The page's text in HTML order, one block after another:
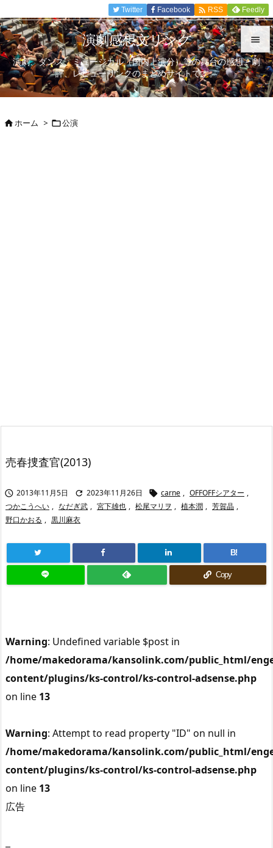


メニュ

Twitter Facebook  RSS Feedly
演劇感想文リンク
演劇、ダンス、ミュージカル（国内上演分）等の舞台の感想、劇
評、レビューリンクのまとめサイトです。
ホーム > 公演
売春捜査官(2013)
 2013年11月5日  2023年11月26日  carne , OFFOFFシアター ,
つかこうへい , なだぎ武 , 宮下雄也 , 松尾マリヲ , 植本潤 , 芳賀晶 ,
野口かおる , 黒川麻衣
B!
Copy
Warning: Undefined variable $post in
/home/makedorama/kansolink.com/public_html/
content/plugins/ks-control/ks-control-adsense.php
on line 13
Warning: Attempt to read property "ID" on null in
/home/makedorama/kansolink.com/public_html/
content/plugins/ks-control/ks-control-adsense.php
on line 13
広告